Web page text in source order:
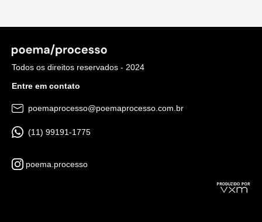
Todos os direitos reservados - 2024
Entre em contato
poemaprocesso@poemaprocesso.com.br
(11) 99191-1775
poema.processo